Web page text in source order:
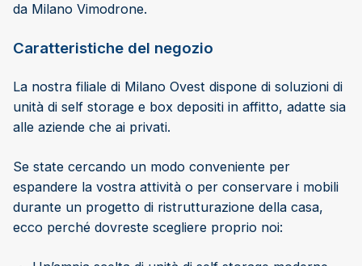
da Milano Vimodrone.
Caratteristiche del negozio
La nostra filiale di Milano Ovest dispone di soluzioni di
unità di self storage e box depositi in affitto, adatte sia
alle aziende che ai privati.
Se state cercando un modo conveniente per
espandere la vostra attività o per conservare i mobili
durante un progetto di ristrutturazione della casa,
ecco perché dovreste scegliere proprio noi: